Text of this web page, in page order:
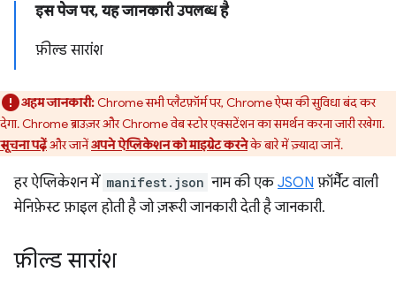
इस पेज पर, यह जानकारी उपलब्ध है
फ़ील्ड सारांश
अहम जानकारी:Chrome सभी प्लैटफ़ॉर्म पर, Chrome ऐप्स की सुविधा बंद कर
देगा. Chrome ब्राउज़र और Chrome वेब स्टोर एक्सटेंशन का समर्थन करना जारी रखेगा.
सूचना पढ़ेंऔर जानेंअपने ऐप्लिकेशन को माइग्रेट करनेके बारे में ज़्यादा जानें.
हर ऐप्लिकेशन में manifest.json नाम की एकJSON फ़ॉर्मैट वाली
मेनिफ़ेस्ट फ़ाइल होती है जो ज़रूरी जानकारी देती है जानकारी.
फ़ील्ड सारांश